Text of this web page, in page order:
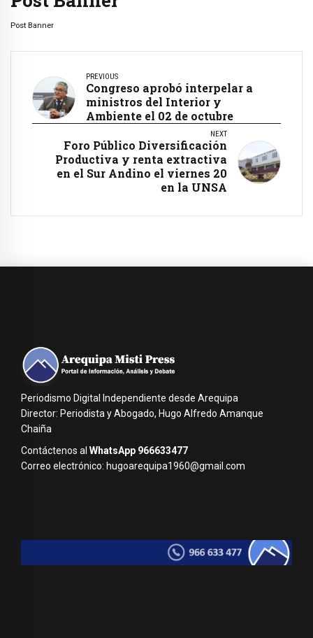
Post Banner
PREVIOUS
Congreso aprobó interpelar a
ministros del Interior y
Ambiente el 02 de octubre
NEXT
Foro Público Diversificación
Productiva y renta extractiva
en el Sur Andino el viernes 20
en la UNSA
Periodismo Digital Independiente desde Arequipa
Director: Periodista y Abogado, Hugo Alfredo Amanque
Chaiña
Contáctenos al WhatsApp 966633477
Correo electrónico: hugoarequipa1960@gmail.com